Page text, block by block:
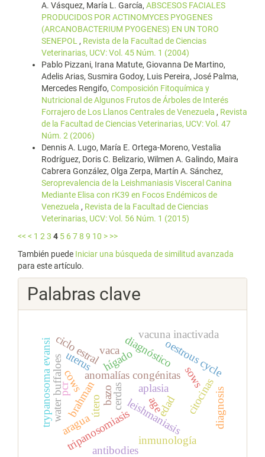
A. Vásquez, María L. García, ABSCESOS FACIALES
PRODUCIDOS POR ACTINOMYCES PYOGENES
(ARCANOBACTERIUM PYOGENES) EN UN TORO
SENEPOL , Revista de la Facultad de Ciencias
Veterinarias, UCV: Vol. 45 Núm. 1 (2004)
Pablo Pizzani, Irana Matute, Giovanna De Martino,
Adelis Arias, Susmira Godoy, Luis Pereira, José Palma,
Mercedes Rengifo, Composición Fitoquímica y
Nutricional de Algunos Frutos de Árboles de Interés
Forrajero de Los Llanos Centrales de Venezuela , Revista
de la Facultad de Ciencias Veterinarias, UCV: Vol. 47
Núm. 2 (2006)
Dennis A. Lugo, María E. Ortega-Moreno, Vestalia
Rodríguez, Doris C. Belizario, Wilmen A. Galindo, Maira
Cabrera González, Olga Zerpa, Martín A. Sánchez,
Seroprevalencia de la Leishmaniasis Visceral Canina
Mediante Elisa con rK39 en Focos Endémicos de
Venezuela , Revista de la Facultad de Ciencias
Veterinarias, UCV: Vol. 56 Núm. 1 (2015)
<< < 1 2 3 4 5 678 9 10 > >>
También puede Iniciar una búsqueda de similitud avanzada
para este artículo.
Palabras clave
cerdas
útero
aplasia
anomalías congénitas sows
uterus
leishmaniasis
hígado
bazo citocinas
inmunología
vaca
brahman
ciclo estral
edad
aragua
cows
oestrous cycle
age
pcr
tripanosomiasis
trypanosoma evansi diagnóstico
water buffaloes diagnosis
vacuna inactivada
antibodies